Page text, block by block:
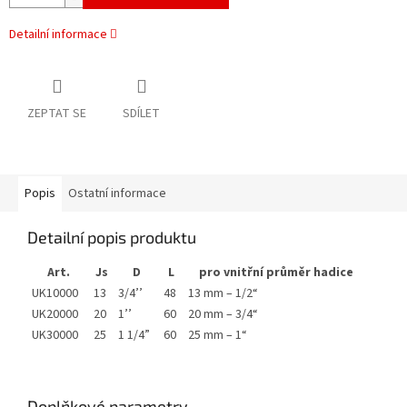
Detailní informace
ZEPTAT SE SDÍLET
Popis Ostatní informace
Detailní popis produktu
Art. Js D L
pro vnitřní průměr hadice
UK10000
13 3/4’’ 48
13 mm – 1/2“
UK20000
20 1’’ 60
20 mm – 3/4“
UK30000
25 1 1/4” 60 25 mm – 1“